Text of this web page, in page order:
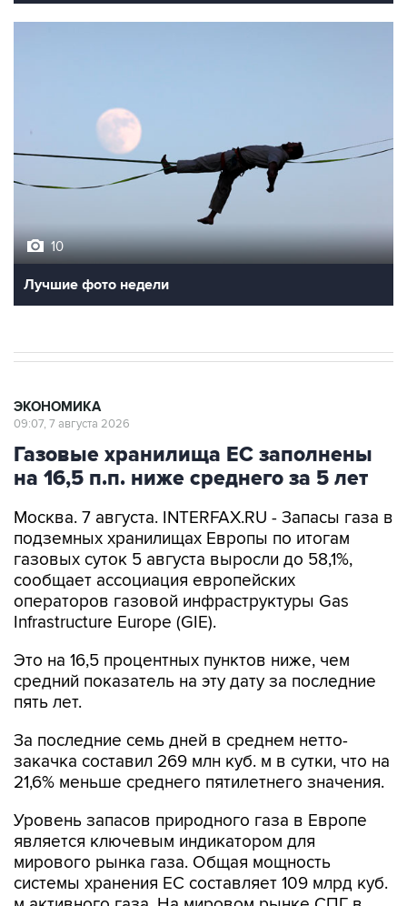
Лучшие фото недели
Газовые хранилища ЕС заполнены
на 16,5 п.п. ниже среднего за 5 лет
Москва. 7 августа. INTERFAX.RU - Запасы газа в
газовых суток 5 августа выросли до 58,1%,
сообщает ассоциация европейских
операторов газовой инфраструктуры Gas
Infrastructure Europe (GIE).
Это на 16,5 процентных пунктов ниже, чем
пять лет.
За последние семь дней в среднем нетто-
21,6% меньше среднего пятилетнего значения.
Уровень запасов природного газа в Европе
мирового рынка газа. Общая мощность
системы хранения ЕС составляет 109 млрд куб.
м активного газа. На мировом рынке СПГ в
совокупности Европа стала крупнейшим